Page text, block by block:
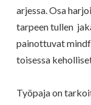
arjessa. Osa
tarpeen tullen
painottuvat
toisessa
Työpaja on